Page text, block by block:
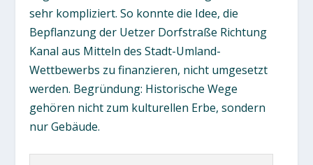
sehr kompliziert. So konnte die Idee, die
Bepflanzung der Uetzer Dorfstraße Richtung
Kanal aus Mitteln des Stadt-Umland-
Wettbewerbs zu finanzieren, nicht umgesetzt
werden. Begründung: Historische Wege
gehören nicht zum kulturellen Erbe, sondern
nur Gebäude.